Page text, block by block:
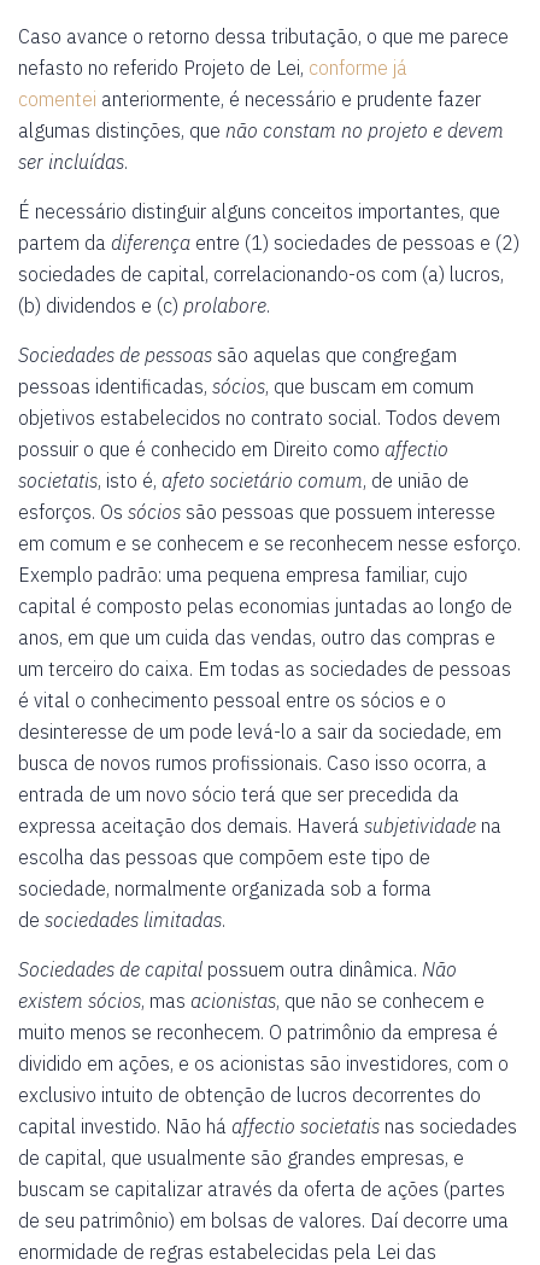
Caso avance o retorno dessa tributação, o que me parece
nefasto no referido Projeto de Lei, conforme já
comentei anteriormente, é necessário e prudente fazer
algumas distinções, que não constam no projeto e devem
ser incluídas.
É necessário distinguir alguns conceitos importantes, que
partem da diferença entre (1) sociedades de pessoas e (2)
sociedades de capital, correlacionando-os com (a) lucros,
(b) dividendos e (c) prolabore.
Sociedades de pessoas são aquelas que congregam
pessoas identificadas, sócios, que buscam em comum
objetivos estabelecidos no contrato social. Todos devem
possuir o que é conhecido em Direito como affectio
societatis, isto é, afeto societário comum, de união de
esforços. Os sócios são pessoas que possuem interesse
em comum e se conhecem e se reconhecem nesse esforço.
Exemplo padrão: uma pequena empresa familiar, cujo
capital é composto pelas economias juntadas ao longo de
anos, em que um cuida das vendas, outro das compras e
um terceiro do caixa. Em todas as sociedades de pessoas
é vital o conhecimento pessoal entre os sócios e o
desinteresse de um pode levá-lo a sair da sociedade, em
busca de novos rumos profissionais. Caso isso ocorra, a
entrada de um novo sócio terá que ser precedida da
expressa aceitação dos demais. Haverá subjetividade na
escolha das pessoas que compõem este tipo de
sociedade, normalmente organizada sob a forma
de sociedades limitadas.
Sociedades de capital possuem outra dinâmica. Não
existem sócios, mas acionistas, que não se conhecem e
muito menos se reconhecem. O patrimônio da empresa é
dividido em ações, e os acionistas são investidores, com o
exclusivo intuito de obtenção de lucros decorrentes do
capital investido. Não há affectio societatis nas sociedades
de capital, que usualmente são grandes empresas, e
buscam se capitalizar através da oferta de ações (partes
de seu patrimônio) em bolsas de valores. Daí decorre uma
enormidade de regras estabelecidas pela Lei das